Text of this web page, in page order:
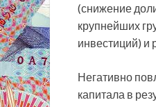
(снижение
крупнейших
инвестиций) и
Негативно
капитала в